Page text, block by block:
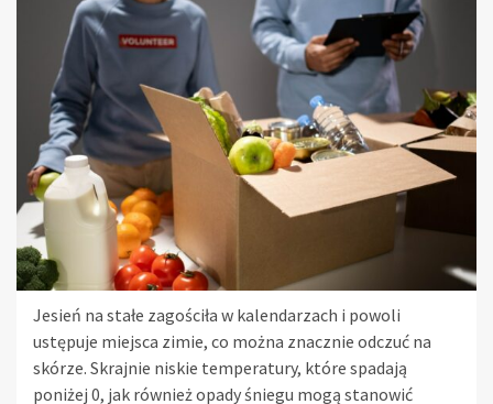
Jesień na stałe zagościła w kalendarzach i powoli
ustępuje miejsca zimie, co można znacznie odczuć na
skórze. Skrajnie niskie temperatury, które spadają
poniżej 0, jak również opady śniegu mogą stanowić